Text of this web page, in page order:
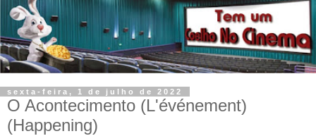
sexta-feira, 1 de julho de 2022
O Acontecimento (L'événement)
(Happening)